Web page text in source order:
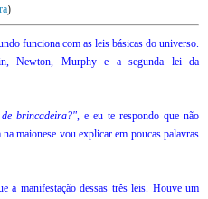
)
funciona com as leis básicas do universo.
Newton, Murphy e a segunda lei da
brincadeira?", e eu te respondo que não
maionese vou explicar em poucas palavras
a manifestação dessas três leis. Houve um